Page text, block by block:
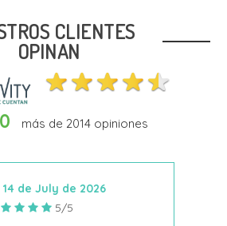
CLIENTES
OPINAN
más de 2014opiniones
de July de 2026
5/5